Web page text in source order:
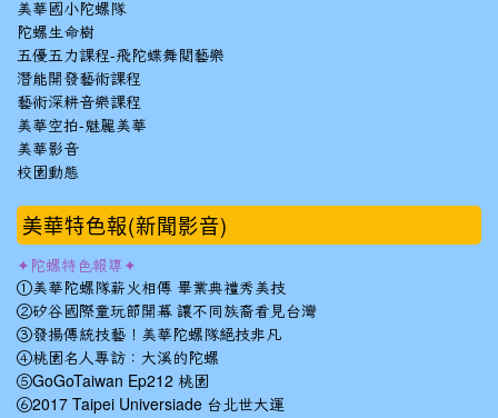
美華國小陀螺隊
陀螺生命樹
五優五力課程-飛陀蝶舞閱藝樂
潛能開發藝術課程
藝術深耕音樂課程
美華空拍-魅麗美華
美華影音
校園動態
美華特色報(新聞影音)
✦陀螺特色報導✦
①美華陀螺隊薪火相傳 畢業典禮秀美技
②矽谷國際童玩節開幕 讓不同族裔看見台灣
③發揚傳統技藝！美華陀螺隊絕技非凡
④桃園名人專訪：大溪的陀螺
⑤GoGoTaiwan Ep212 桃園
⑥2017 Taipei Universiade 台北世大運